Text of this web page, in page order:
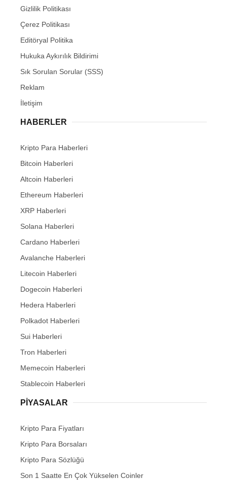
Gizlilik Politikası
Çerez Politikası
Editöryal Politika
Hukuka Aykırılık Bildirimi
Sık Sorulan Sorular (SSS)
Reklam
İletişim
HABERLER
Kripto Para Haberleri
Bitcoin Haberleri
Altcoin Haberleri
Ethereum Haberleri
XRP Haberleri
Solana Haberleri
Cardano Haberleri
Avalanche Haberleri
Litecoin Haberleri
Dogecoin Haberleri
Hedera Haberleri
Polkadot Haberleri
Sui Haberleri
Tron Haberleri
Memecoin Haberleri
Stablecoin Haberleri
PIYASALAR
Kripto Para Fiyatları
Kripto Para Borsaları
Kripto Para Sözlüğü
Son 1 Saatte En Çok Yükselen Coinler